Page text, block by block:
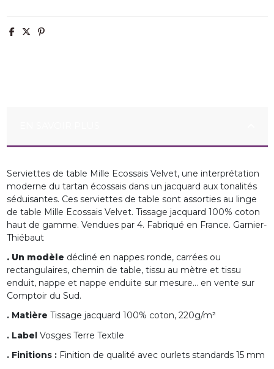
Serviettes de table Mille Ecossais Velvet, une interprétation
moderne du tartan écossais dans un jacquard aux tonalités
séduisantes. Ces serviettes de table sont assorties au linge
de table Mille Ecossais Velvet. Tissage jacquard 100% coton
haut de gamme. Vendues par 4. Fabriqué en France. Garnier-
Thiébaut
. Un modèle décliné en nappes ronde, carrées ou
rectangulaires, chemin de table, tissu au mètre et tissu
enduit, nappe et nappe enduite sur mesure... en vente sur
Comptoir du Sud.
. Matière Tissage jacquard 100% coton, 220g/m²
. Label Vosges Terre Textile
. Finitions : Finition de qualité avec ourlets standards 15 mm